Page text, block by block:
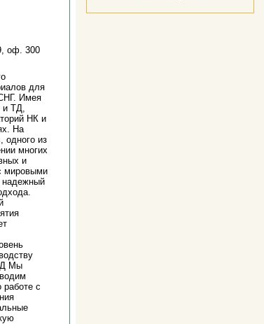
оф. 300
для
Имея
и ТД,
НК и
На
одного из
многих
и
мировыми
надежный
Мы
работе с